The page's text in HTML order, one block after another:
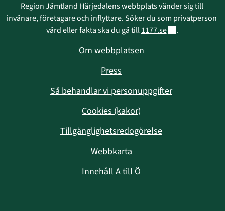
Region Jämtland Härjedalens webbplats vänder sig till
invånare, företagare och inflyttare. Söker du som privatperson
vård eller fakta ska du gå till 1177.seLänk till annan
.
Om webbplatsen
Press
Så behandlar vi personuppgifter
Cookies (kakor)
Tillgänglighetsredogörelse
Webbkarta
Innehåll A till Ö